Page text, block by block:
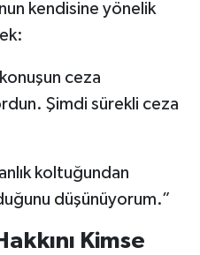
kendisine yönelik
ceza
Şimdi sürekli ceza
koltuğundan
düşünüyorum.”
Kimse